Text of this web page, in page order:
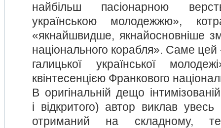
найбільш пасіонарною
українською молодежжю»,
«якнайшвидше, якнайосновніше
національного корабля». Саме
галицької української
квінтесенцією Франкового
В оригінальній дещо
і відкритого) автор виклав увесь
отриманий на складному,